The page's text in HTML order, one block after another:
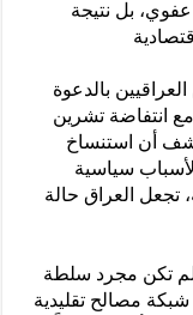
عفوي، بل نتيجة
بالدعوة
انتفاضة تشرين
يكشف أن استنساخ
لأسباب سياسية
تجعل العراق حالة
لم تكن مجرد سلطة
مصالح تقليدية